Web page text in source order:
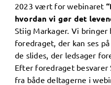
2023 vært for webinaret
hvordan vi gør det
Stiig Markager. Vi
foredraget, der kan ses
de slides, der ledsager
Efter foredraget besvarer
fra både deltagerne i